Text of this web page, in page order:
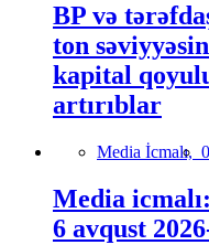
BP və
ton
kapital
artırıblar
Media İcmalı,
Media
6 avqust